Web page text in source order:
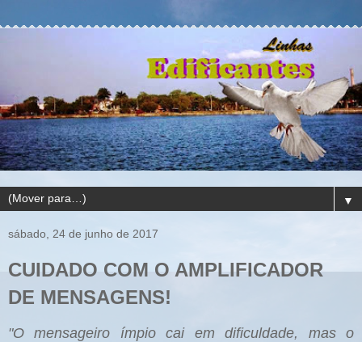
▼
sábado, 24 de junho de 2017
CUIDADO COM O AMPLIFICADOR
DE MENSAGENS!
"O mensageiro ímpio cai em dificuldade, mas o